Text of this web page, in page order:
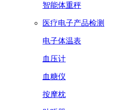
智能体重秤
医疗电子产品检测
电子体温表
血压计
血糖仪
按摩枕